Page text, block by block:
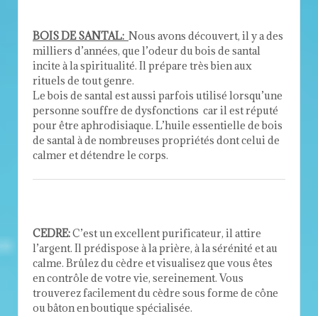
BOIS DE SANTAL: Nous avons découvert, il y a des
milliers d’années, que l’odeur du bois de santal
incite à la spiritualité. Il prépare très bien aux
rituels de tout genre.
Le bois de santal est aussi parfois utilisé lorsqu’une
personne souffre de dysfonctions car il est réputé
pour être aphrodisiaque. L’huile essentielle de bois
de santal à de nombreuses propriétés dont celui de
calmer et détendre le corps.
CEDRE:C’est un excellent purificateur, il attire
l’argent. Il prédispose à la prière, à la sérénité et au
calme. Brûlez du cèdre et visualisez que vous êtes
en contrôle de votre vie, sereinement. Vous
trouverez facilement du cèdre sous forme de cône
ou bâton en boutique spécialisée.